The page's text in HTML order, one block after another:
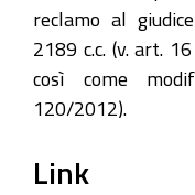
reclamo al
2189 c.c. (v. art.
così come
120/2012).
Link